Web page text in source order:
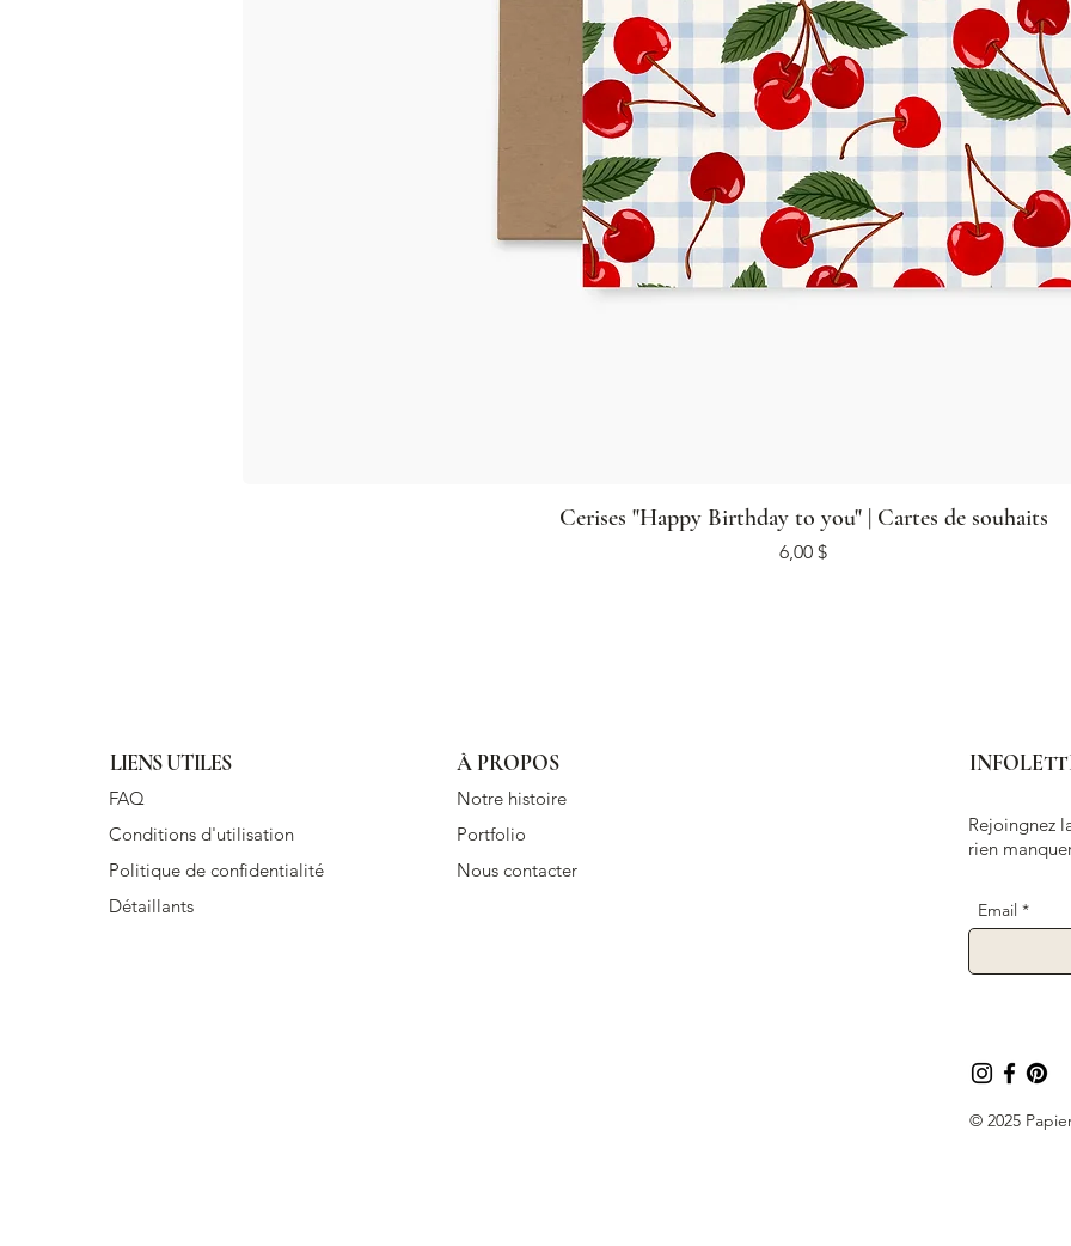
Cerises "Happy Birthday to you" | Cartes de souhaits
Prix
6,00 $
LIENS UTILES
FAQ
Conditions d'utilisation
Politique de confidentialité
Détaillants
À PROPOS
Notre histoire
Portfolio
Nous contacter
Rejoingnez
rien
Email
© 2025